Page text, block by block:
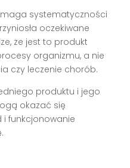
systematyczności
oczekiwane
że jest to produkt
organizmu, a nie
czy leczenie chorób.
produktu i jego
okazać się
i funkcjonowanie